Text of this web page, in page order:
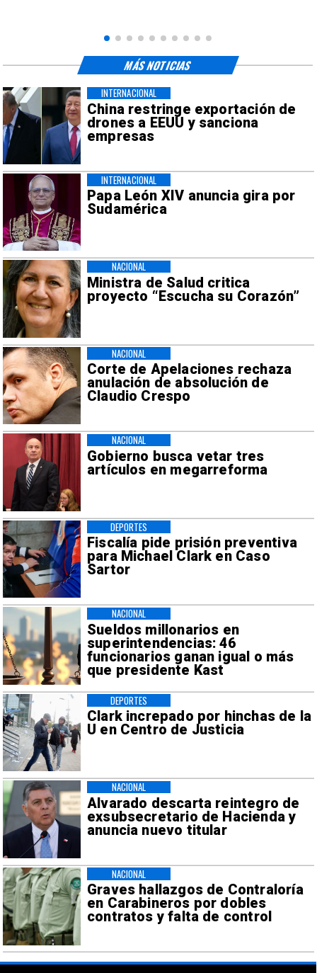
China restringe exportación de
drones a EEUU y sanciona
empresas
INTERNACIONAL
Papa León XIV anuncia gira por
Sudamérica
INTERNACIONAL
Ministra de Salud critica
proyecto “Escucha su Corazón”
NACIONAL
Corte de Apelaciones rechaza
anulación de absolución de
Claudio Crespo
NACIONAL
Gobierno busca vetar tres
artículos en megarreforma
NACIONAL
Fiscalía pide prisión preventiva
para Michael Clark en Caso
Sartor
DEPORTES
Sueldos millonarios en
superintendencias: 46
funcionarios ganan igual o más
que presidente Kast
NACIONAL
Clark increpado por hinchas de la
U en Centro de Justicia
DEPORTES
Alvarado descarta reintegro de
exsubsecretario de Hacienda y
anuncia nuevo titular
NACIONAL
Graves hallazgos de Contraloría
en Carabineros por dobles
contratos y falta de control
NACIONAL
MÁS NOTICIAS